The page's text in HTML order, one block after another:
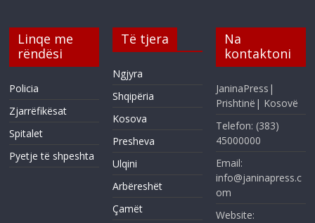
Linqe me
rëndësi
Policia
Zjarrëfikësat
Spitalet
Pyetje të shpeshta
Të tjera
Ngjyra
Shqipëria
Kosova
Presheva
Ulqini
Arbëreshët
Çamët
Na
kontaktoni
JaninaPress|
Prishtinë| Kosovë
Telefon: (383)
45000000
Email:
info@janinapress.c
om
Website: